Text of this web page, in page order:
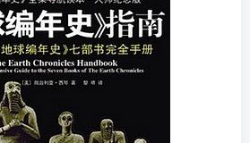
注册
/邮箱